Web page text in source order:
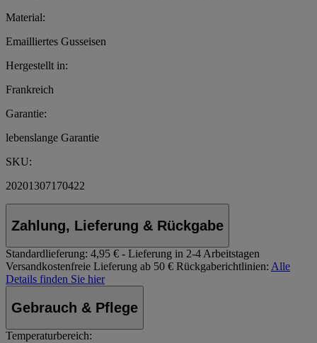
Material:
Emailliertes Gusseisen
Hergestellt in:
Frankreich
Garantie:
lebenslange Garantie
SKU:
20201307170422
Zahlung, Lieferung & Rückgabe
Standardlieferung: 4,95 € - Lieferung in 2-4 Arbeitstagen
Versandkostenfreie Lieferung ab 50 € Rückgaberichtlinien: Alle
Details finden Sie hier
Gebrauch & Pflege
Temperaturbereich: